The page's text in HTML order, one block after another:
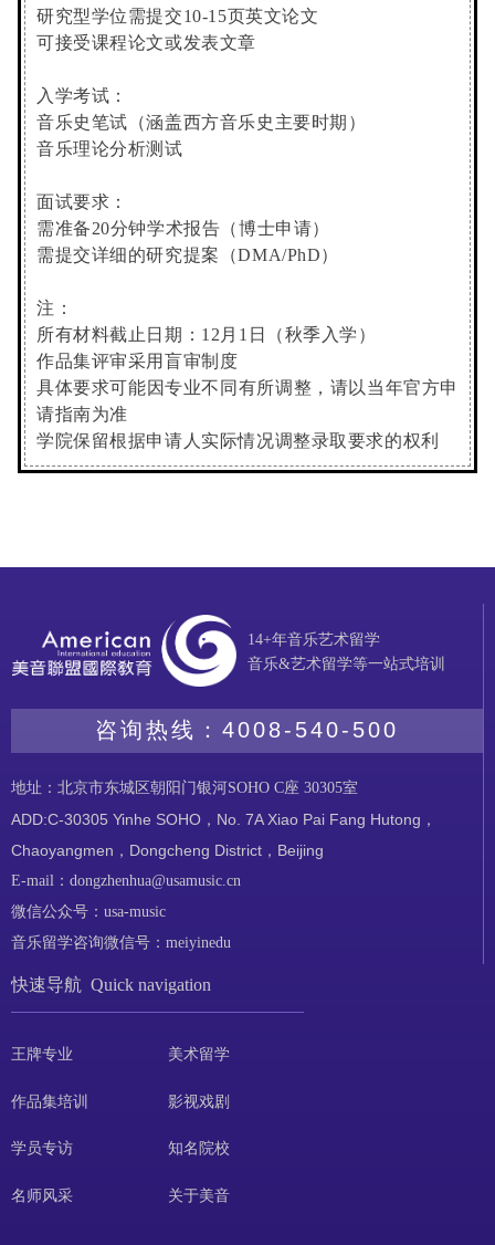
研究型学位需提交10-15页英文论文
可接受课程论文或发表文章
入学考试：
音乐史笔试（涵盖西方音乐史主要时期）
音乐理论分析测试
面试要求：
需准备20分钟学术报告（博士申请）
需提交详细的研究提案（DMA/PhD）
注：
所有材料截止日期：12月1日（秋季入学）
作品集评审采用盲审制度
具体要求可能因专业不同有所调整，请以当年官方申
请指南为准
学院保留根据申请人实际情况调整录取要求的权利
14+年音乐艺术留学
音乐&艺术留学等一站式培训
咨询热线： 4008-540-500
地址：北京市东城区朝阳门银河SOHO C座 30305室
ADD:C-30305 Yinhe SOHO，No. 7A Xiao Pai Fang Hutong，
Chaoyangmen，Dongcheng District，Beijing
E-mail：dongzhenhua@usamusic.cn
微信公众号：usa-music
音乐留学咨询微信号：meiyinedu
快速导航 Quick navigation
王牌专业
作品集培训
学员专访
名师风采
美术留学
影视戏剧
知名院校
关于美音